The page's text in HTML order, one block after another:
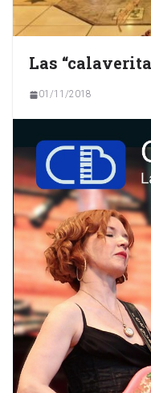
Las
01/11/2018